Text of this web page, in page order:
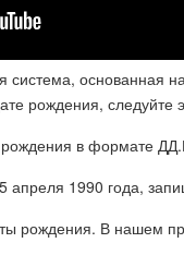
система, основанная
рождения, следуйте
в формате
1990 года,
рождения. В нашем